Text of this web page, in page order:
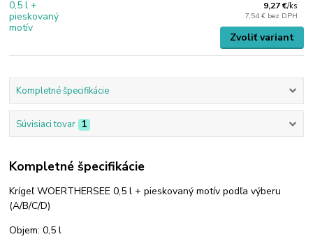
9,27 €/ks
7,54 € bez DPH
Zvoliť variant
Kompletné špecifikácie
Súvisiaci tovar 1
Kompletné špecifikácie
Krígeľ WOERTHERSEE 0,5 l + pieskovaný motív podľa výberu
(A/B/C/D)
Objem: 0,5 l